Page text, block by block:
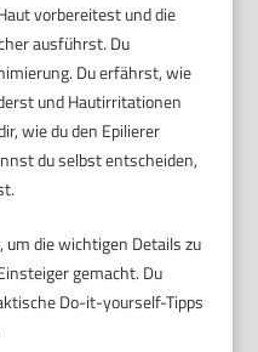
vorbereitest und die
ausführst. Du
Du erfährst, wie
und Hautirritationen
wie du den Epilierer
du selbst entscheiden,
um die wichtigen Details zu
gemacht. Du
Do-it-yourself-Tipps